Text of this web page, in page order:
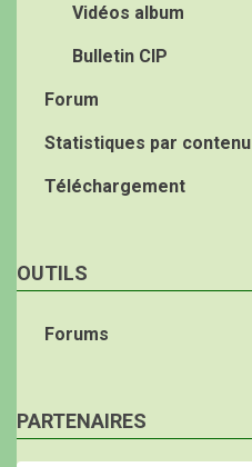
Vidéos album
Bulletin CIP
Forum
Statistiques par contenu
Téléchargement
OUTILS
Forums
PARTENAIRES